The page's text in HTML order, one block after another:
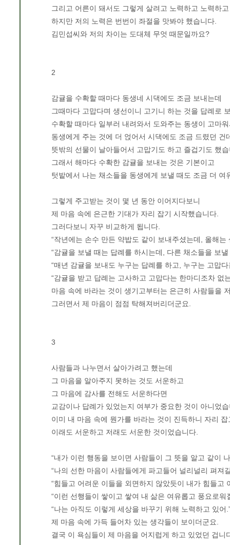
그리고 어른이 돼서도 그렇게 살려고 노력하고 노력하
하지만 저의 노력은 번번이 좌절을 맛봐야 했습니다.
김민섭씨와 저의 차이는 도대체 무엇 때문일까요?
2
감귤을 수확할 때마다 동생네 시댁에도 조금 보내는데
그때마다 고맙다며 생선이니 고기니 하는 것을 답례로
수확할 때마다 일부러 내려와서 도와주는 동생이 고마
동생에게 주는 것에 더 얹어서 시댁에도 조금 드렸던 건
뜻밖의 선물이 날아들어서 고맙기도 하고 즐겁기도 했
그래서 해마다 수확한 감귤을 보내는 것은 기본이고
텃밭에서 나는 채소들을 동생에게 보낼 때도 조금 더 여
그렇게 주고받는 것이 몇 년 동안 이어지다보니
제 마음 속에 은근한 기대가 자리 잡기 시작했습니다.
그러다보니 자꾸 비교하게 됩니다.
“작년에는 손수 만든 약밥도 같이 보내주셨는데, 올해는
“감귤을 보낼 때는 답례를 하시는데, 다른 채소들을 보
“매년 감귤을 보내도 누구는 답례를 하고, 누구는 고맙
“감귤을 받고 답례는 고사하고 고맙다는 한마디조차 없
마음 속에 바라는 것이 생기고부터는 은근히 사람들을
그러면서 제 마음이 점점 탁해져버리더군요.
3
사람들과 나누면서 살아가려고 했는데
그 마음을 알아주지 못하는 것도 서운하고
그 마음에 감사를 전해도 서운하다면
교감이나 답례가 있었는지 여부가 중요한 것이 아니었
이미 내 마음 속에 뭔가를 바라는 것이 진득하니 자리 잡
이래도 서운하고 저래도 서운한 것이었습니다.
“내가 이런 행동을 보이면 사람들이 그 뜻을 알고 같이
“나의 선한 마음이 사람들에게 파고들어 널리널리 펴져
“힘들고 어려운 이들을 외면하지 않았듯이 내가 힘들고
“이런 선행들이 쌓이고 쌓여 내 삶은 여유롭고 풍요로워
“나는 아직도 이렇게 세상을 바꾸기 위해 노력하고 있어
제 마음 속에 가득 들어차 있는 생각들이 보이더군요.
결국 이 욕심들이 제 마음을 어지럽게 하고 있었던 겁니